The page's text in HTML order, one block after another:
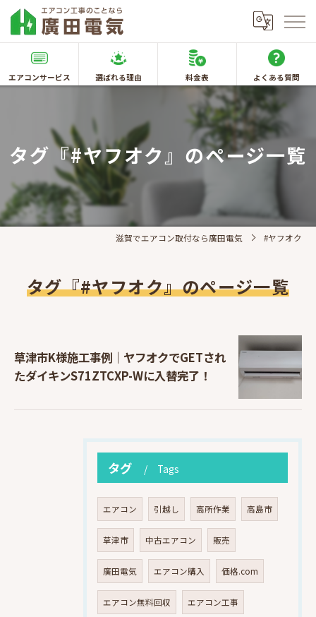
エアコンサービス 選ばれる理由 料金表 よくある質問
タグ『#ヤフオク』のページ一覧
滋賀でエアコン取付なら廣田電気 #ヤフオク
タグ『#ヤフオク』のページ一覧
草津市K様施工事例｜ヤフオクでGETされ
たダイキンS71ZTCXP-Wに入替完了！
タグ Tags
エアコン 引越し 高所作業 高島市
草津市 中古エアコン 販売
廣田電気 エアコン購入 価格.com
エアコン無料回収 エアコン工事